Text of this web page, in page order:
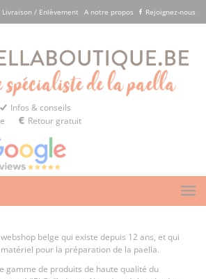
Livraison / Enlèvement A notre propos Rejoignez-nous
Infos & conseils
Retour gratuit
belge qui existe depuis 12 ans, et qui
pour la préparation de la paella.
gamme de produits de haute qualité du